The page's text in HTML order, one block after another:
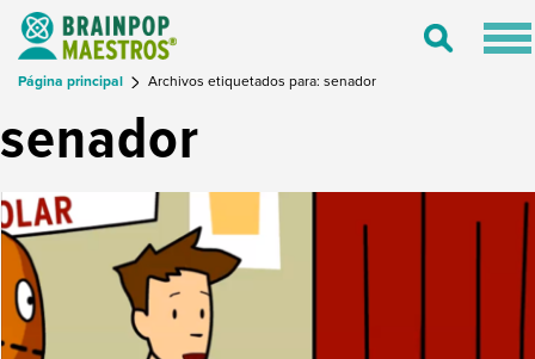
Toggle
Página principal Archivos etiquetados para: senador
senador